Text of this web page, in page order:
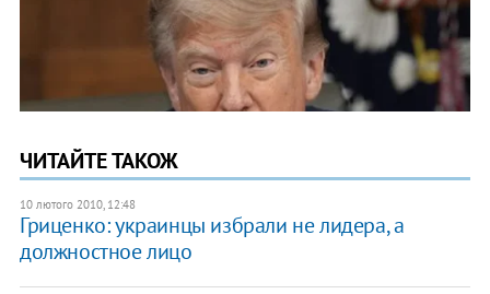
ЧИТАЙТЕ ТАКОЖ
10 лютого 2010, 12:48
Гриценко: украинцы избрали не лидера, а
должностное лицо